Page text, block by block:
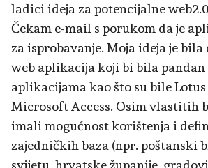
ladici ideja za potencijalne
Čekam e-mail s porukom da je
za isprobavanje. Moja ideja je bila
web aplikacija koji bi bila
aplikacijama kao što su bile
Microsoft Access. Osim vlastitih
imali mogućnost korištenja i
zajedničkih baza (npr. poštanski
svijetu, hrvatske županije,